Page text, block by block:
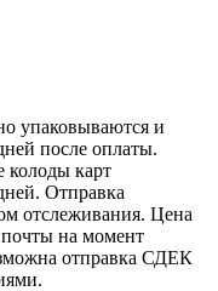
упаковываются и
после оплаты.
колоды карт
Отправка
отслеживания. Цена
почты на момент
отправка СДЕК